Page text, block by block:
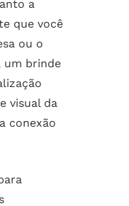
a
que você
ou o
um brinde
visual da
conexão